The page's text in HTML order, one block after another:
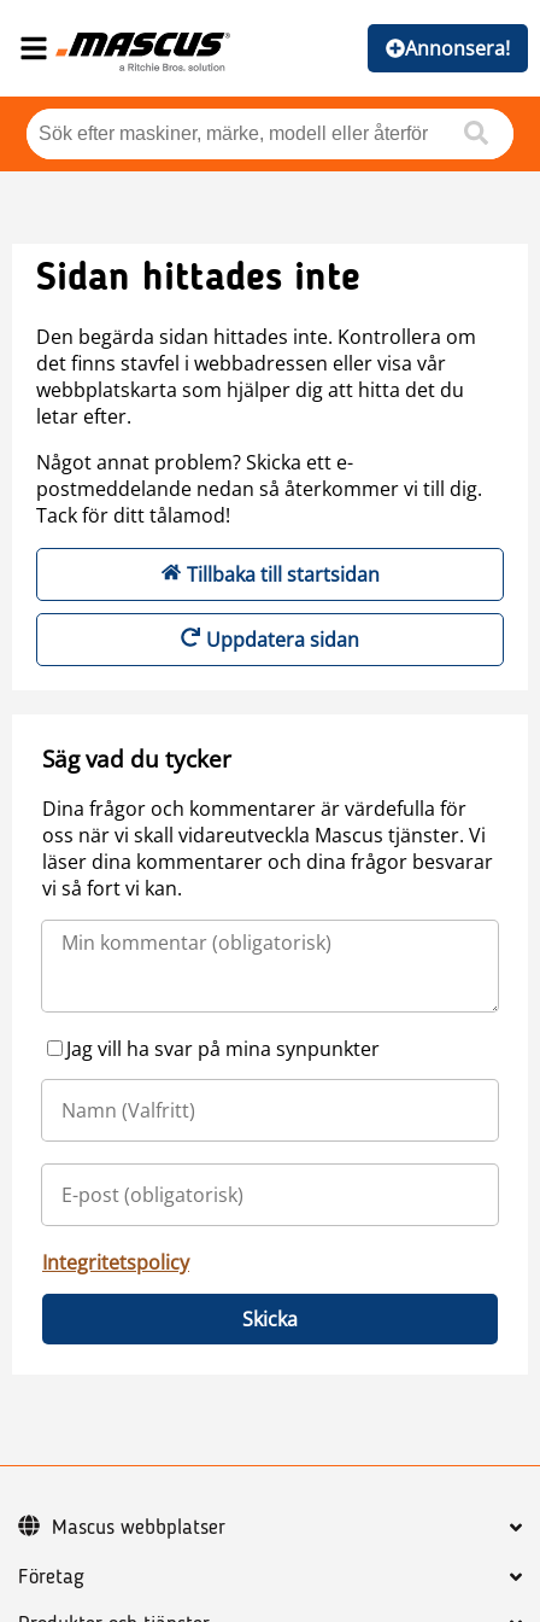
Annonsera!
Sidan hittades inte
Den begärda sidan hittades inte. Kontrollera om
det finns stavfel i webbadressen eller visa vår
webbplatskarta som hjälper dig att hitta det du
letar efter.
Något annat problem? Skicka ett e-
postmeddelande nedan så återkommer vi till dig.
Tack för ditt tålamod!
Tillbaka till startsidan
Uppdatera sidan
Säg vad du tycker
Dina frågor och kommentarer är värdefulla för
oss när vi skall vidareutveckla Mascus tjänster. Vi
läser dina kommentarer och dina frågor besvarar
vi så fort vi kan.
Jag vill ha svar på mina synpunkter
Integritetspolicy
Skicka
Företag
Mascus webbplatser